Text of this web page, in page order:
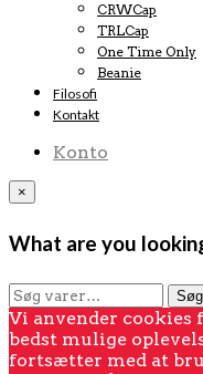
CRWCap
TRLCap
One Time Only
Beanie
Filosofi
Kontakt
Konto
×
What are you
Søg
efter:
Søg
Vi anvender cookies
bedst mulige
fortsætter med at